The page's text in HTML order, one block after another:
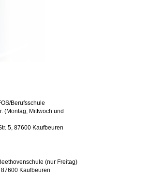
Berufsschule
(Montag, Mittwoch und
5, 87600 Kaufbeuren
(nur Freitag)
Kaufbeuren